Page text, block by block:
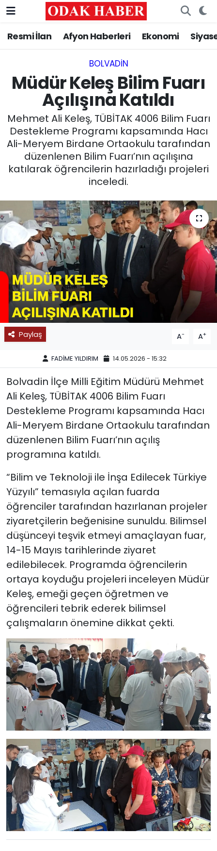
Resmi İlan Afyon Haberleri Ekonomi
BOLVADIN
Müdür Keleş Bilim Fuarı
Açılışına Katıldı
Mehmet Ali Keleş, TÜBİTAK 4006 Bilim Fuarı
Destekleme Programı kapsamında Hacı
Ali-Meryem Birdane Ortaokulu tarafından
düzenlenen Bilim Fuarı’nın açılışına
katılarak öğrencilerin hazırladığı projeleri
inceledi.
Paylaş A- A+
FADİME YILDIRIM 14.05.2026 - 15:32
Bolvadin İlçe Milli Eğitim Müdürü Mehmet
Ali Keleş, TÜBİTAK 4006 Bilim Fuarı
Destekleme Programı kapsamında Hacı
Ali-Meryem Birdane Ortaokulu tarafından
düzenlenen Bilim Fuarı’nın açılış
programına katıldı.
“Bilim ve Teknoloji ile İnşa Edilecek Türkiye
Yüzyılı” temasıyla açılan fuarda
öğrenciler tarafından hazırlanan projeler
ziyaretçilerin beğenisine sunuldu. Bilimsel
düşünceyi teşvik etmeyi amaçlayan fuar,
14-15 Mayıs tarihlerinde ziyaret
edilebilecek. Programda öğrencilerin
ortaya koyduğu projeleri inceleyen Müdür
Keleş, emeği geçen öğretmen ve
öğrencileri tebrik ederek bilimsel
çalışmaların önemine dikkat çekti.
AFYONKARAHİSAR HABERLERİ
ASAYİŞ
GÜNCEL
SİYASET
EĞİTİM
SAĞLIK
SPOR
11:11 MANŞET
Nöbetçi Eczaneler
Trafik Durumu
Süper Lig Puan Durumu ve Fikstür
Tüm Manşetler
Son Dakika Haberleri